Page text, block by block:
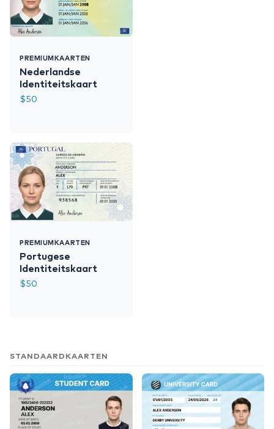
PREMIUMKAARTEN
Nederlandse
Identiteitskaart
$50
PREMIUMKAARTEN
Portugese
Identiteitskaart
$50
STANDAARDKAARTEN